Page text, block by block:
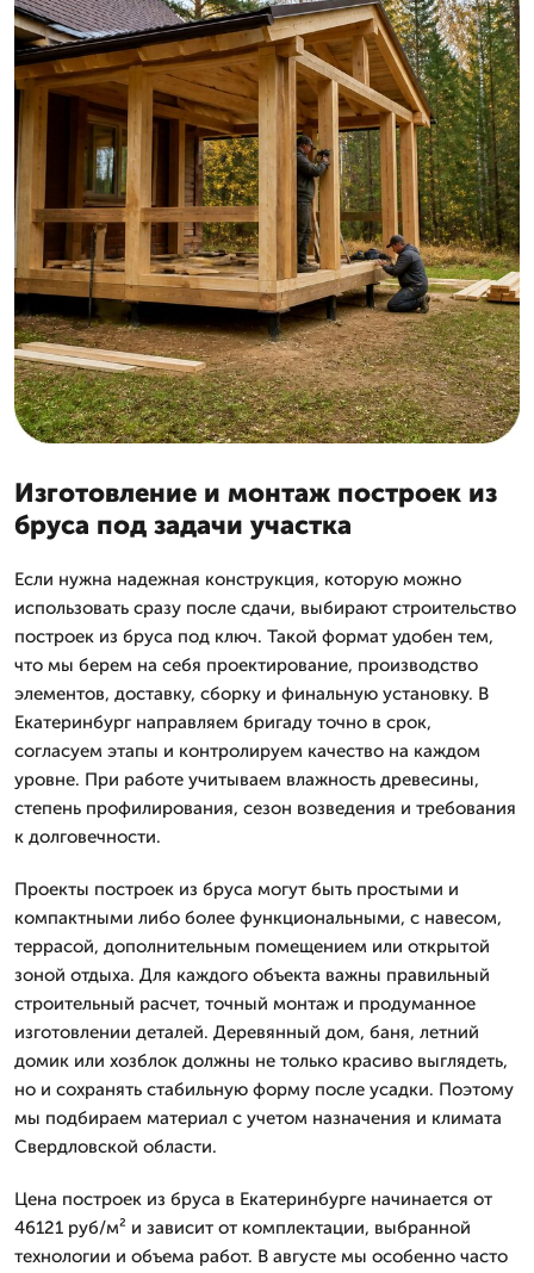
Изготовление и монтаж построек из
бруса под задачи участка
Если нужна надежная конструкция, которую можно
использовать сразу после сдачи, выбирают строительство
построек из бруса под ключ. Такой формат удобен тем,
что мы берем на себя проектирование, производство
элементов, доставку, сборку и финальную установку. В
Екатеринбург направляем бригаду точно в срок,
согласуем этапы и контролируем качество на каждом
уровне. При работе учитываем влажность древесины,
степень профилирования, сезон возведения и требования
к долговечности.
Проекты построек из бруса могут быть простыми и
компактными либо более функциональными, с навесом,
террасой, дополнительным помещением или открытой
зоной отдыха. Для каждого объекта важны правильный
строительный расчет, точный монтаж и продуманное
изготовлении деталей. Деревянный дом, баня, летний
домик или хозблок должны не только красиво выглядеть,
но и сохранять стабильную форму после усадки. Поэтому
мы подбираем материал с учетом назначения и климата
Свердловской области.
Цена построек из бруса в Екатеринбурге начинается от
46121 руб/м² и зависит от комплектации, выбранной
технологии и объема работ. В августе мы особенно часто